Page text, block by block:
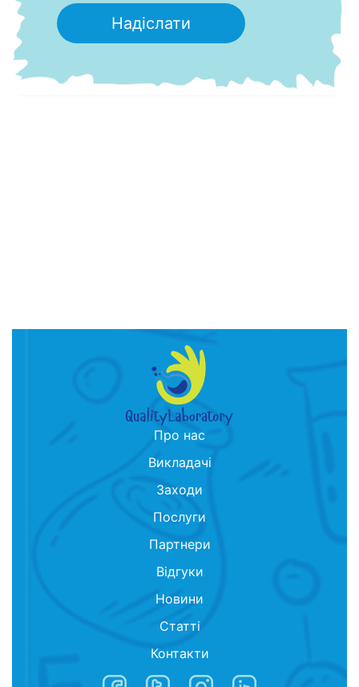
Про нас
Викладачі
Заходи
Послуги
Партнери
Відгуки
Новини
Статті
Контакти